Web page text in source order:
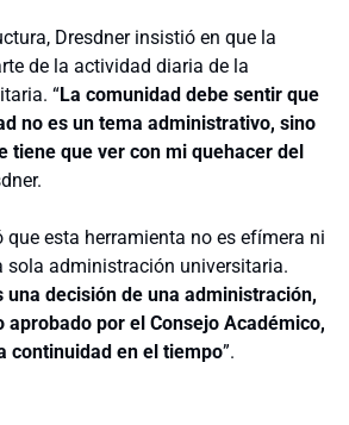
Dresdner insistió en que la
de la actividad diaria de la
“La comunidad debe sentir que
no es un tema administrativo, sino
tiene que ver con mi quehacer del
esta herramienta no es efímera ni
sola administración universitaria.
una decisión de una administración,
aprobado por el Consejo Académico,
continuidad en el tiempo”.